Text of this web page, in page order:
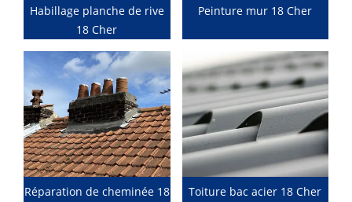
Habillage planche de rive
18 Cher
Peinture mur 18 Cher
Réparation de cheminée 18
Toiture bac acier 18 Cher